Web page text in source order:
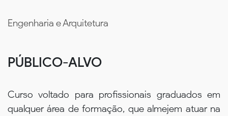
Engenharia e Arquitetura
PÚBLICO-ALVO
Curso voltado para profissionais graduados em
qualquer área de formação, que almejem atuar na